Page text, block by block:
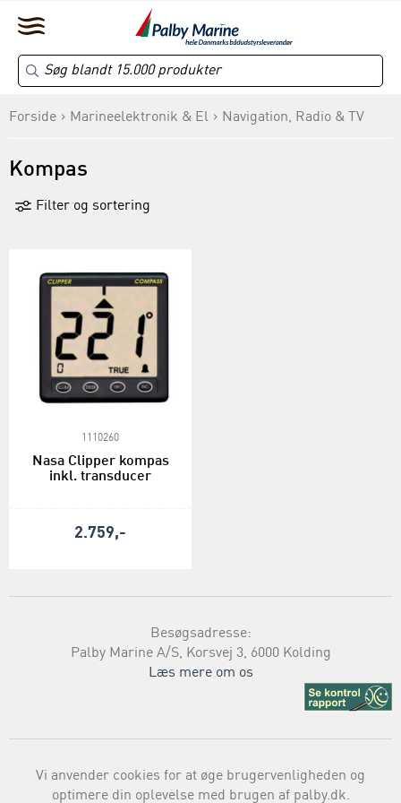
Forside Marineelektronik & El Navigation, Radio & TV
Kompas
Filter og sortering
1110260
Nasa Clipper kompas
inkl. transducer
2.759,-
Besøgsadresse:
Palby Marine A/S, Korsvej 3, 6000 Kolding
Læs mere om os
Vi anvender cookies for at øge brugervenligheden og
optimere din oplevelse med brugen af palby.dk.